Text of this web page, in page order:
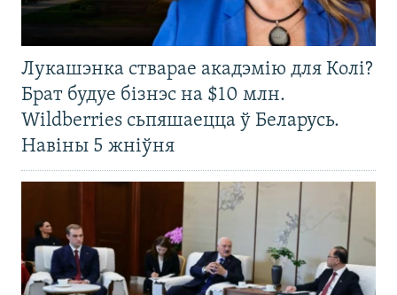
Лукашэнка стварае акадэмію для Колі?
Брат будуе бізнэс на $10 млн.
Wildberries сьпяшаецца ў Беларусь.
Навіны 5 жніўня